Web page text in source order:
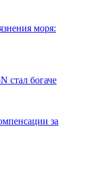
моря:
стал богаче
за